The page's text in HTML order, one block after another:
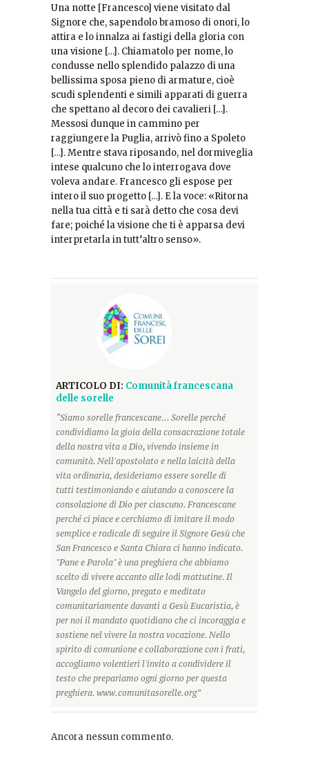
Una notte [Francesco] viene visitato dal
Signore che, sapendolo bramoso di onori, lo
attira e lo innalza ai fastigi della gloria con
una visione […]. Chiamatolo per nome, lo
condusse nello splendido palazzo di una
bellissima sposa pieno di armature, cioè
scudi splendenti e simili apparati di guerra
che spettano al decoro dei cavalieri […].
Messosi dunque in cammino per
raggiungere la Puglia, arrivò fino a Spoleto
[…]. Mentre stava riposando, nel dormiveglia
intese qualcuno che lo interrogava dove
voleva andare. Francesco gli espose per
intero il suo progetto […]. E la voce: «Ritorna
nella tua città e ti sarà detto che cosa devi
fare; poiché la visione che ti è apparsa devi
interpretarla in tutt’altro senso».
ARTICOLO DI: Comunità francescana
delle sorelle
“Siamo sorelle francescane... Sorelle perché
condividiamo la gioia della consacrazione totale
della nostra vita a Dio, vivendo insieme in
comunità. Nell'apostolato e nella laicità della
vita ordinaria, desideriamo essere sorelle di
tutti testimoniando e aiutando a conoscere la
consolazione di Dio per ciascuno. Francescane
perché ci piace e cerchiamo di imitare il modo
semplice e radicale di seguire il Signore Gesù che
San Francesco e Santa Chiara ci hanno indicato.
"Pane e Parola" è una preghiera che abbiamo
scelto di vivere accanto alle lodi mattutine. Il
Vangelo del giorno, pregato e meditato
comunitariamente davanti a Gesù Eucaristia, è
per noi il mandato quotidiano che ci incoraggia e
sostiene nel vivere la nostra vocazione. Nello
spirito di comunione e collaborazione con i frati,
accogliamo volentieri l'invito a condividere il
testo che prepariamo ogni giorno per questa
preghiera. www.comunitasorelle.org”
Ancora nessun commento.